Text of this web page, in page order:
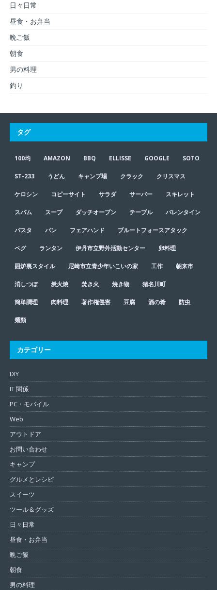
日々日常
昼食・お弁当
晩ご飯
朝食
男の料理
釣り
タグ
100均 AMAZON BBQ ELLISSE GOOGLE SOTO
ST-233 うどん キャンプ場 クラック クリスマス
ケロシン コピーサイト サラダ サーバー スキレット
スパム スープ ダッチオーブン テーブル バレンタイン
パスタ パン フェアハンド ブルートフォースアタック
ペグ ランタン 伊丹市立野外活動センター 卵料理
囲炉裏スタイル 尼崎市立青少年いこいの家 工作 朝来市
消しつぼ 炭火焼 焚き火 焼き物 猪名川町
簡単調理 肉料理 著作権侵害 豆腐 酒の肴 防虫
麺類
カテゴリー
DIY
IT 関係
PC・モバイル
Web
アウトドア
お問い合わせ
キャンプ
グルメとレシピ
スイーツ
ツール＆グッズ
日々日常
昼食・お弁当
晩ご飯
朝食
男の料理